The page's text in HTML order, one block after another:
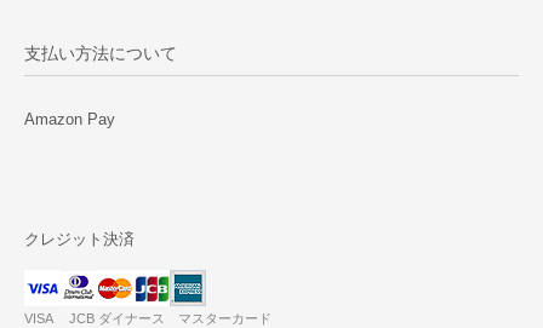
支払い方法について
Amazon Pay
クレジット決済
VISA JCB ダイナース マスターカード